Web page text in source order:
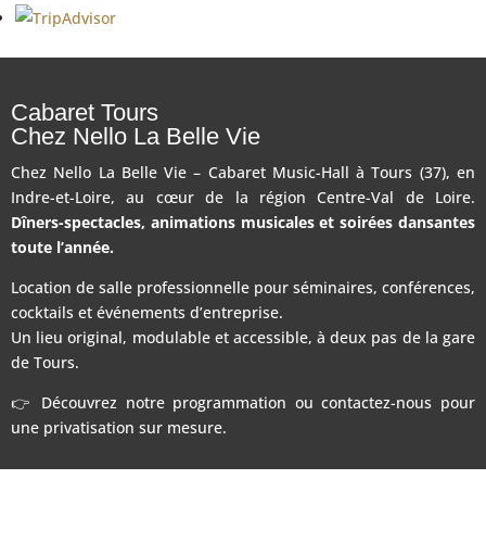
Cabaret Tours
Chez Nello La Belle Vie
Chez Nello La Belle Vie – Cabaret Music-Hall à Tours (37), en
Indre-et-Loire, au cœur de la région Centre-Val de Loire.
Dîners-spectacles, animations musicales et soirées dansantes
toute l’année.
Location de salle professionnelle pour séminaires, conférences,
cocktails et événements d’entreprise.
Un lieu original, modulable et accessible, à deux pas de la gare
de Tours.
👉 Découvrez notre programmation ou contactez-nous pour
une privatisation sur mesure.